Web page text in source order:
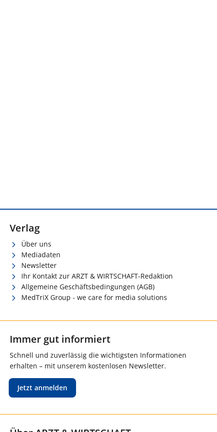
Verlag
Über uns
Mediadaten
Newsletter
Ihr Kontakt zur ARZT & WIRTSCHAFT-Redaktion
Allgemeine Geschäftsbedingungen (AGB)
MedTriX Group - we care for media solutions
Immer gut informiert
Schnell und zuverlässig die wichtigsten Informationen
erhalten – mit unserem kostenlosen Newsletter.
Jetzt anmelden